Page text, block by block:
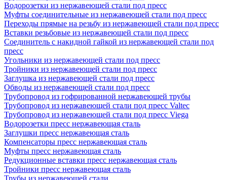
Водорозетки из нержавеющей стали под пресс
Муфты соединительные из нержавеющей стали под пресс
Переходы прямые на резьбу из нержавеющей стали под пресс
Вставки резьбовые из нержавеющей стали под пресс
Соединитель с накидной гайкой из нержавеющей стали под
пресс
Угольники из нержавеющей стали под пресс
Тройники из нержавеющей стали под пресс
Заглушка из нержавеющей стали под пресс
Обводы из нержавеющей стали под пресс
Трубопровод из гофрированной нержавеющей трубы
Трубопровод из нержавеющей стали под пресс Valtec
Трубопровод из нержавеющей стали под пресс Viega
Водорозетки пресс нержавеющая сталь
Заглушки пресс нержавеющая сталь
Компенсаторы пресс нержавеющая сталь
Муфты пресс нержавеющая сталь
Редукционные вставки пресс нержавеющая сталь
Тройники пресс нержавеющая сталь
Трубы из нержавеющей стали